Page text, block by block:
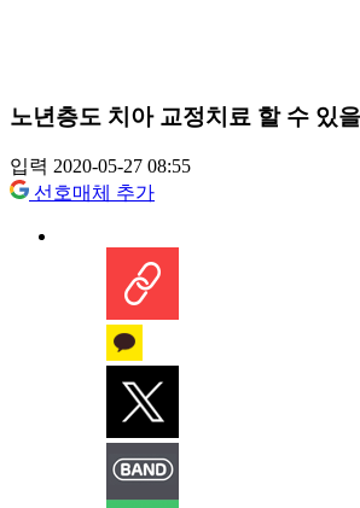
노년층도 치아 교정치료 할 수 있
입력 2020-05-27 08:55
선호매체 추가